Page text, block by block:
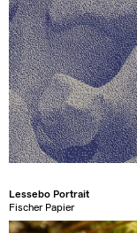
Lessebo Portrait
Fischer Papier